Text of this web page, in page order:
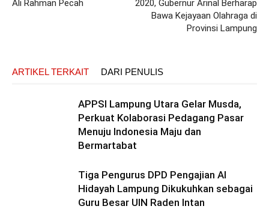
Ali Rahman Pecah
2020, Gubernur Arinal Berharap
Bawa Kejayaan Olahraga di
Provinsi Lampung
ARTIKEL TERKAIT DARI PENULIS
APPSI Lampung Utara Gelar Musda,
Perkuat Kolaborasi Pedagang Pasar
Menuju Indonesia Maju dan
Bermartabat
Tiga Pengurus DPD Pengajian Al
Hidayah Lampung Dikukuhkan sebagai
Guru Besar UIN Raden Intan